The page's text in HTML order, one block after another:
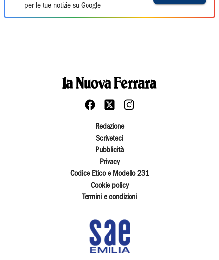
per le tue notizie su Google
Redazione
Scriveteci
Pubblicità
Privacy
Codice Etico e Modello 231
Cookie policy
Termini e condizioni